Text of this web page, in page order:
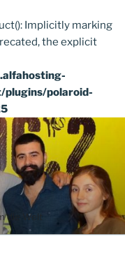
Implicitly marking
the explicit
plugins/polaroid-
die Welt